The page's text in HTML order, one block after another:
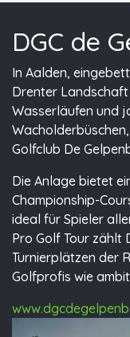
DGC de
In Aalden,
Drenter
Wasserläufen und
Golfclub De
Die Anlage bietet
Championship-
ideal für Spieler
Pro Golf Tour zählt
Turnierplätzen der
Golfprofis wie